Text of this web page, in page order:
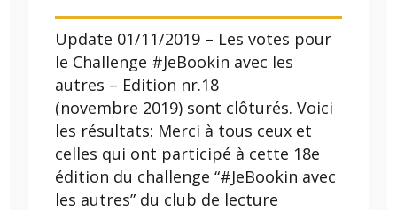
Update 01/11/2019 – Les votes pour
le Challenge #JeBookin avec les
autres – Edition nr.18
(novembre 2019) sont clôturés. Voici
les résultats: Merci à tous ceux et
celles qui ont participé à cette 18e
édition du challenge “#JeBookin avec
les autres” du club de lecture